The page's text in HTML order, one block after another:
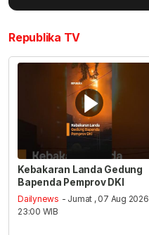
Republika TV
Kebakaran Landa Gedung
Bapenda Pemprov DKI
Dailynews - Jumat , 07 Aug
23:00 WIB